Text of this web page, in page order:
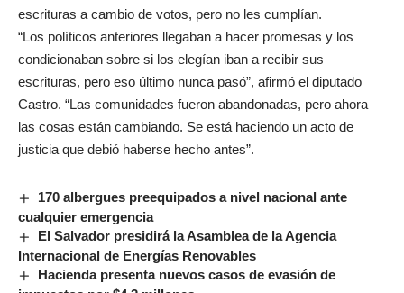
escrituras a cambio de votos, pero no les cumplían.
“Los políticos anteriores llegaban a hacer promesas y los
condicionaban sobre si los elegían iban a recibir sus
escrituras, pero eso último nunca pasó”, afirmó el diputado
Castro. “Las comunidades fueron abandonadas, pero ahora
las cosas están cambiando. Se está haciendo un acto de
justicia que debió haberse hecho antes”.
170 albergues preequipados a nivel nacional ante
cualquier emergencia
El Salvador presidirá la Asamblea de la Agencia
Internacional de Energías Renovables
Hacienda presenta nuevos casos de evasión de